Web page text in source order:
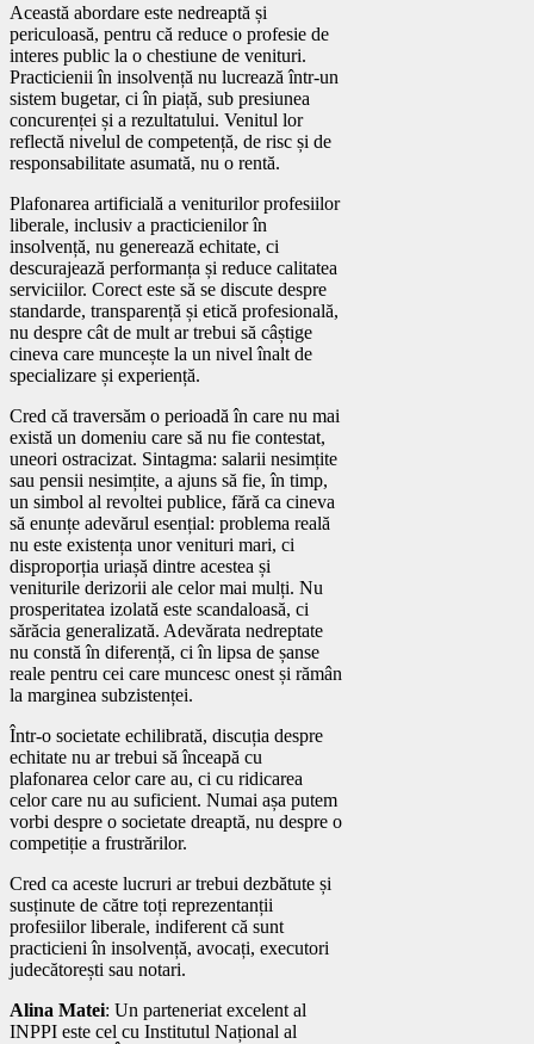
Această abordare este nedreaptă și
periculoasă, pentru că reduce o profesie de
interes public la o chestiune de venituri.
Practicienii în insolvență nu lucrează într-un
sistem bugetar, ci în piață, sub presiunea
concurenței și a rezultatului. Venitul lor
reflectă nivelul de competență, de risc și de
responsabilitate asumată, nu o rentă.
Plafonarea artificială a veniturilor profesiilor
liberale, inclusiv a practicienilor în
insolvență, nu generează echitate, ci
descurajează performanța și reduce calitatea
serviciilor. Corect este să se discute despre
standarde, transparență și etică profesională,
nu despre cât de mult ar trebui să câștige
cineva care muncește la un nivel înalt de
specializare și experiență.
Cred că traversăm o perioadă în care nu mai
există un domeniu care să nu fie contestat,
uneori ostracizat. Sintagma: salarii nesimțite
sau pensii nesimțite, a ajuns să fie, în timp,
un simbol al revoltei publice, fără ca cineva
să enunțe adevărul esențial: problema reală
nu este existența unor venituri mari, ci
disproporția uriașă dintre acestea și
veniturile derizorii ale celor mai mulți. Nu
prosperitatea izolată este scandaloasă, ci
sărăcia generalizată. Adevărata nedreptate
nu constă în diferență, ci în lipsa de șanse
reale pentru cei care muncesc onest și rămân
la marginea subzistenței.
Într-o societate echilibrată, discuția despre
echitate nu ar trebui să înceapă cu
plafonarea celor care au, ci cu ridicarea
celor care nu au suficient. Numai așa putem
vorbi despre o societate dreaptă, nu despre o
competiție a frustrărilor.
Cred ca aceste lucruri ar trebui dezbătute și
susținute de către toți reprezentanții
profesiilor liberale, indiferent că sunt
practicieni în insolvență, avocați, executori
judecătorești sau notari.
Alina Matei: Un parteneriat excelent al
INPPI este cel cu Institutul Național al